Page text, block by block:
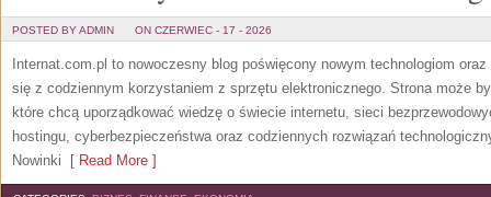
POSTED BY ADMIN ON CZERWIEC - 17 - 2026
Internat.com.pl to nowoczesny blog poświęcony nowym technologiom
się z codziennym korzystaniem z sprzętu elektronicznego. Strona może
które chcą uporządkować wiedzę o świecie internetu, sieci
hostingu, cyberbezpieczeństwa oraz codziennych rozwiązań
Nowinki [ Read More ]